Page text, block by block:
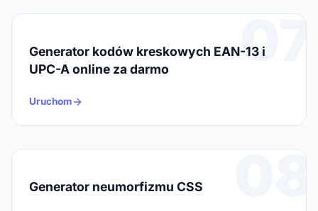
07
Generator kodów kreskowych EAN-13 i
UPC-A online za darmo
Uruchom
08
Generator neumorfizmu CSS